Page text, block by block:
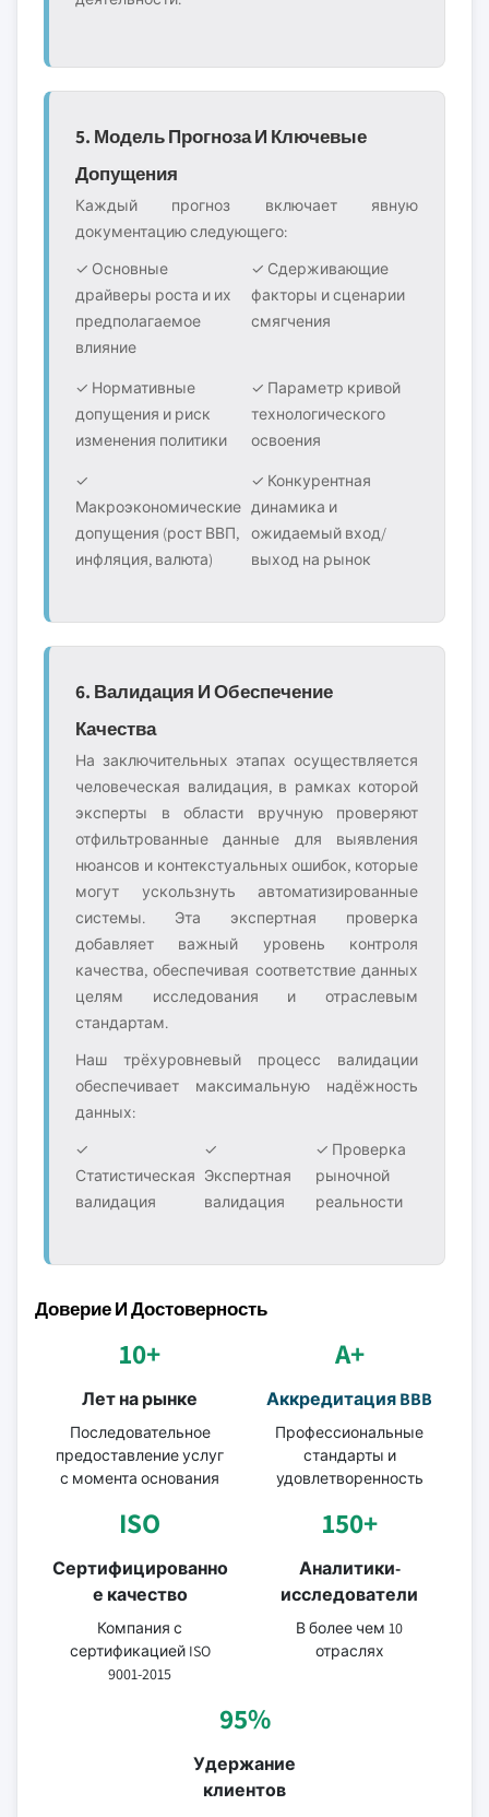
5. Модель Прогноза И Ключевые
Допущения
Каждый прогноз включает явную
документацию следующего:
✓ Основные
драйверы роста и их
предполагаемое
влияние
✓ Сдерживающие
факторы и сценарии
смягчения
✓ Нормативные
допущения и риск
изменения политики
✓ Параметр кривой
технологического
освоения
✓
Макроэкономические
допущения (рост ВВП,
инфляция, валюта)
✓ Конкурентная
динамика и
ожидаемый вход/
выход на рынок
6. Валидация И Обеспечение
Качества
На заключительных этапах осуществляется
человеческая валидация, в рамках которой
эксперты в области вручную проверяют
отфильтрованные данные для выявления
нюансов и контекстуальных ошибок, которые
могут ускользнуть автоматизированные
системы. Эта экспертная проверка
добавляет важный уровень контроля
качества, обеспечивая соответствие данных
целям исследования и отраслевым
стандартам.
Наш трёхуровневый процесс валидации
обеспечивает максимальную надёжность
данных:
✓
Статистическая
валидация
✓
Экспертная
валидация
✓ Проверка
рыночной
реальности
Доверие И Достоверность
10+
Лет на рынке
Последовательное
предоставление услуг
с момента основания
A+
Аккредитация BBB
Профессиональные
стандарты и
удовлетворенность
ISO
Сертифицированно
е качество
Компания с
сертификацией ISO
9001-2015
150+
Аналитики-
исследователи
В более чем 10
отраслях
95%
Удержание
клиентов